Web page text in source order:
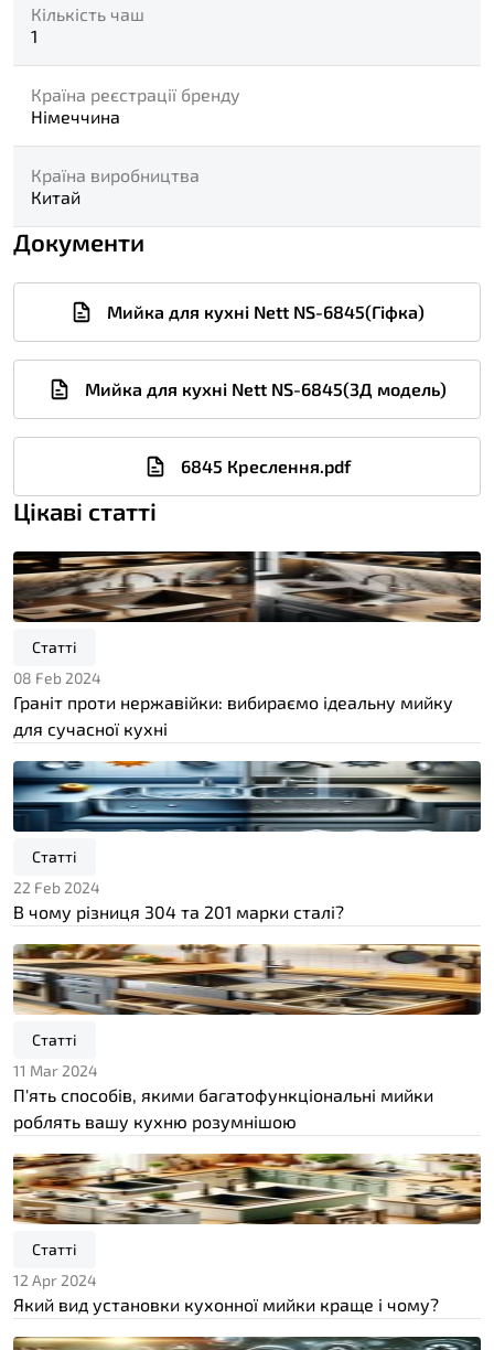
Кількість чаш
1
Країна реєстрації бренду
Німеччина
Країна виробництва
Китай
Документи
Мийка для кухні Nett NS-6845(Гіфка)
Мийка для кухні Nett NS-6845(3Д модель)
6845 Креслення.pdf
Цікаві статті
Статті
08 Feb 2024
Граніт проти нержавійки: вибираємо ідеальну мийку
для сучасної кухні
Статті
22 Feb 2024
В чому різниця 304 та 201 марки сталі?
Статті
11 Mar 2024
П'ять способів, якими багатофункціональні мийки
роблять вашу кухню розумнішою
Статті
12 Apr 2024
Який вид установки кухонної мийки краще і чому?